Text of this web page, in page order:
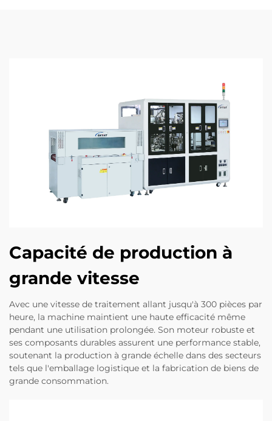
Capacité de production à
grande vitesse
Avec une vitesse de traitement allant jusqu'à 300 pièces par
heure, la machine maintient une haute efficacité même
pendant une utilisation prolongée. Son moteur robuste et
ses composants durables assurent une performance stable,
soutenant la production à grande échelle dans des secteurs
tels que l'emballage logistique et la fabrication de biens de
grande consommation.